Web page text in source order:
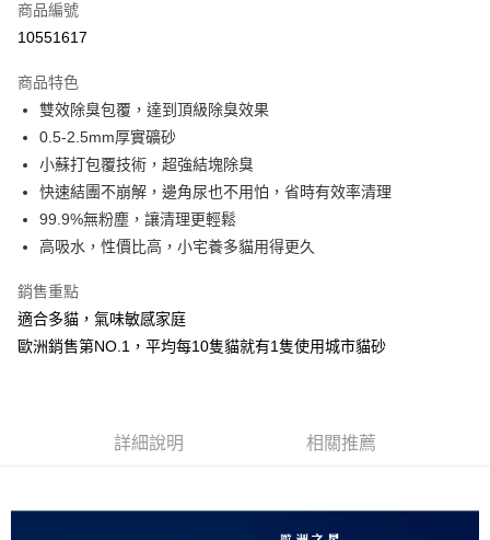
LINE Pay
街口支付
悠遊付
ATM付款
運送方式
每筆NT$100，滿NT$899(含以上)免運費
離島宅配
免運費
商品編號
10551617
商品特色
雙效除臭包覆，達到頂級除臭效果
0.5-2.5mm厚實礦砂
小蘇打包覆技術，超強結塊除臭
快速結團不崩解，邊角尿也不用怕，省時有效率清理
99.9%無粉塵，讓清理更輕鬆
高吸水，性價比高，小宅養多貓用得更久
銷售重點
適合多貓，氣味敏感家庭
歐洲銷售第NO.1，平均每10隻貓就有1隻使用城市貓砂
詳細說明 相關推薦